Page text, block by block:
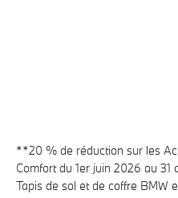
**20 % de réduction sur les
Comfortdu 1er juin 2026 au 31
Tapis de sol et de coffre BMW